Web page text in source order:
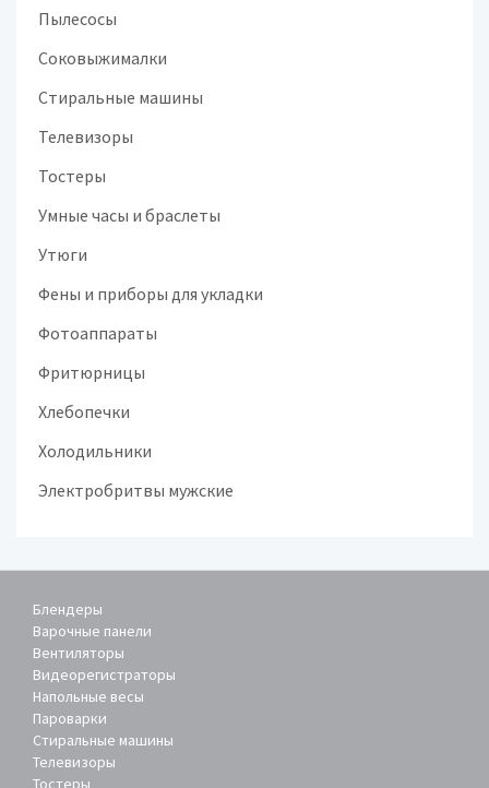
Пылесосы
Соковыжималки
Стиральные машины
Телевизоры
Тостеры
Умные часы и браслеты
Утюги
Фены и приборы для укладки
Фотоаппараты
Фритюрницы
Хлебопечки
Холодильники
Электробритвы мужские
Блендеры
Варочные панели
Вентиляторы
Видеорегистраторы
Напольные весы
Пароварки
Стиральные машины
Телевизоры
Тостеры